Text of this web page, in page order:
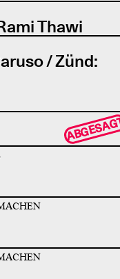
Thawi
/ Zünd: